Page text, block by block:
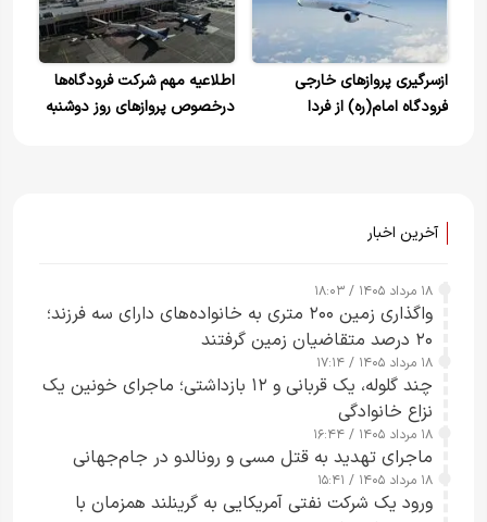
ازسرگیری پروازهای خارجی
فرودگاه امام(ره) از فردا
اطلاعیه مهم شرکت فرودگاه‌ها
درخصوص پروازهای روز دوشنبه
آخرین اخبار
۱۸ مرداد ۱۴۰۵ / ۱۸:۰۳
واگذاری زمین ۲۰۰ متری به خانواده‌های دارای سه فرزند؛
۲۰ درصد متقاضیان زمین گرفتند
۱۸ مرداد ۱۴۰۵ / ۱۷:۱۴
چند گلوله، یک قربانی و ۱۲ بازداشتی؛ ماجرای خونین یک
نزاع خانوادگی
۱۸ مرداد ۱۴۰۵ / ۱۶:۴۴
ماجرای تهدید به قتل مسی و رونالدو در جام‌جهانی
۱۸ مرداد ۱۴۰۵ / ۱۵:۴۱
ورود یک شرکت نفتی آمریکایی به گرینلند همزمان با